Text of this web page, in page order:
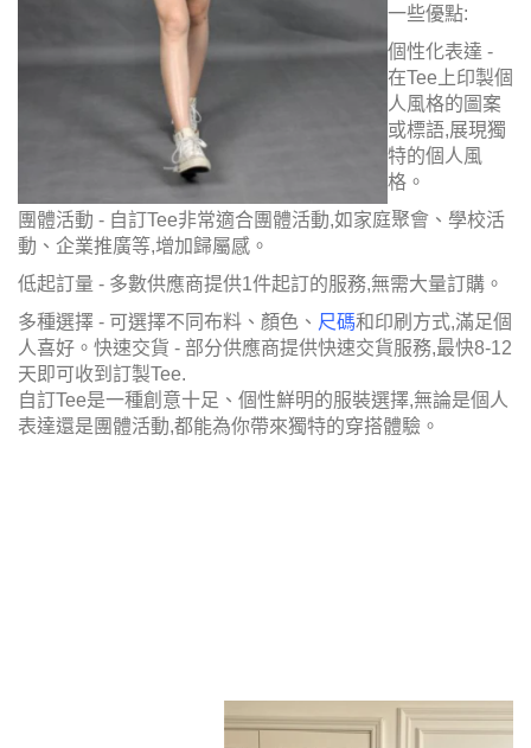
一些優點:
個性化表達 -
在Tee上印製個
人風格的圖案
或標語,展現獨
特的個人風
格。
團體活動 - 自訂Tee非常適合團體活動,如家庭聚會、學校活
動、企業推廣等,增加歸屬感。
低起訂量 - 多數供應商提供1件起訂的服務,無需大量訂購。
多種選擇 - 可選擇不同布料、顏色、 尺碼和印刷方式,滿足個
人喜好。 快速交貨 - 部分供應商提供快速交貨服務,最快8-12
天即可收到訂製Tee.
自訂Tee是一種創意十足、個性鮮明的服裝選擇,無論是個人
表達還是團體活動,都能為你帶來獨特的穿搭體驗。